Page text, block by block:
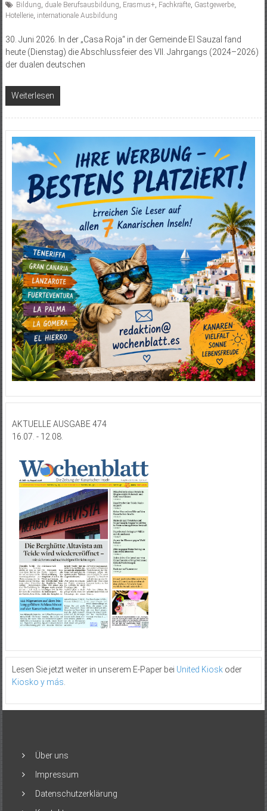
Bildung, duale Berufsausbildung, Erasmus+, Fachkräfte, Gastgewerbe,
Hotellerie, internationale Ausbildung
30. Juni 2026. In der „Casa Roja“ in der Gemeinde El Sauzal fand
heute (Dienstag) die Abschlussfeier des VII. Jahrgangs (2024–2026)
der dualen deutschen
Weiterlesen
AKTUELLE AUSGABE 474
16.07. - 12.08.
Lesen Sie jetzt weiter in unserem E-Paper bei United Kioskoder
Kiosko y más
Über uns
Impressum
Datenschutzerklärung